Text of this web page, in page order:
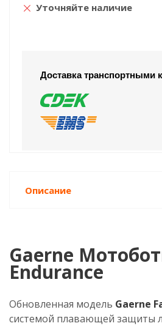
Уточняйте наличие
Доставка транспортными
Описание
Gaerne
Endurance
Обновленная модель Gaerne
системой плавающей защиты